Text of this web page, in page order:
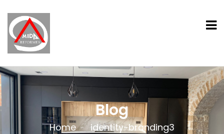
Blog
Home identity-branding3